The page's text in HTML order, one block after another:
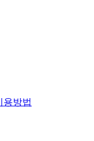
용방법